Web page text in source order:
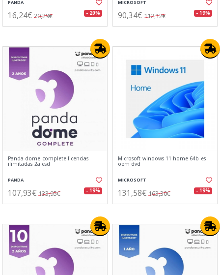
PANDA
16,24€ 20,29€ - 20%
MICROSOFT
90,34€ 112,12€ - 19%
Panda dome complete licencias
ilimitadas 2a esd
PANDA
107,93€ 133,95€ - 19%
Microsoft windows 11 home 64b es
oem dvd
MICROSOFT
131,58€ 163,30€ - 19%